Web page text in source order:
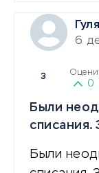
Гуля
6
3
0
Были
списания.
Были